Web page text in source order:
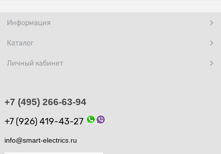
Информация
Каталог
Личный кабинет
+7 (495) 266-63-94
+7 (926) 419-43-27
info@smart-electrics.ru